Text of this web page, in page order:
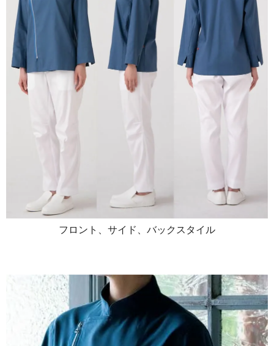
フロント、サイド、バックスタイル